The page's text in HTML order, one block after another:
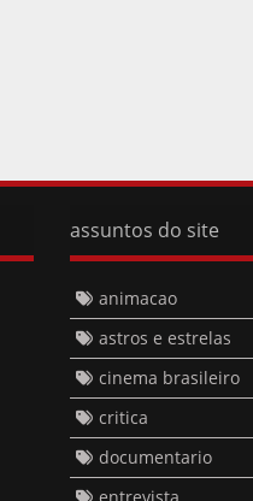
assuntos do site
animacao
astros e estrelas
cinema brasileiro
critica
documentario